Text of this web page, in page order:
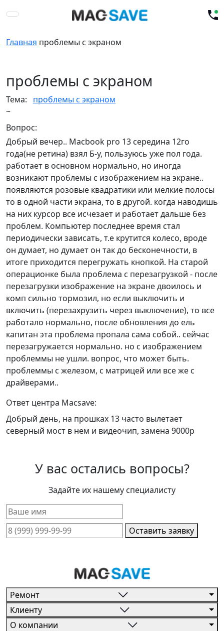
Главная проблемы с экраном
проблемы с экраном
Тема:
проблемы с экраном
~
Вопрос:
Добрый вечер.. Macbook pro 13 середина 12го
года(не ретина) взял Б-у, пользуюсь уже пол года.
работает в основном нормально, но иногда
возникают проблемы с изображением на экране..
появляются розовые квадратики или мелкие полосы
то в одной части экрана, то в другой. когда наводишь
на них курсор все исчезает и работает дальше без
проблем. Компьютер последнее время стал
периодически зависать, т.е крутится колесо, вроде
он думает, но думает он так до бесконечности, в
итоге приходится перегружать кнопкой. На старой
операционке была проблема с перезагрузкой - после
перезагрузки изображение на экране двоилось и
комп сильно тормозил, но если выключить и
включить (перезахрузить через выключение), то все
работало нормально, после обновления до ель
капитан эта проблема пропала сама собой.. сейчас
перезагружается нормально. но с изображением
проблеммы не ушли. вопрос, что может быть.
проблеммы с железом, с матрицей или все же с
драйверами..
Ответ центра Macsave:
Добрый день, на прошках 13 часто вылетает
северный мост в нем и видеочип, замена 9000р
У вас остались вопросы?
Задайте их нашему специалисту
Оставить заявку
Ремонт
Клиенту
О компании